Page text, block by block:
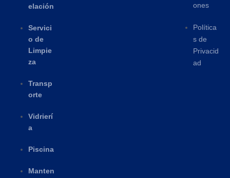
elación
Servici
o de
Limpie
za
Transp
orte
Vidrierí
a
Piscina
Manten
ones
Política
s de
Privacid
ad